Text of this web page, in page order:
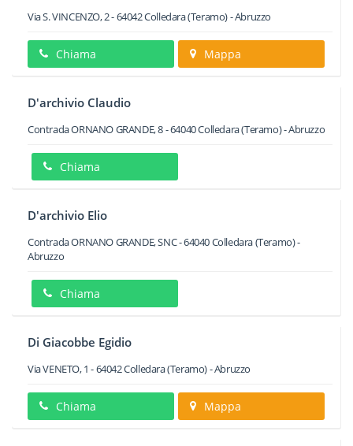
Via S. VINCENZO, 2-64042Colledara(Teramo) -Abruzzo
Chiama Mappa
D'archivio Claudio
Contrada ORNANO GRANDE, 8-64040Colledara(Teramo) -Abruzzo
Chiama
D'archivio Elio
Contrada ORNANO GRANDE, SNC-64040Colledara(Teramo) -
Abruzzo
Chiama
Di Giacobbe Egidio
Via VENETO, 1 -64042Colledara(Teramo) -Abruzzo
Chiama Mappa